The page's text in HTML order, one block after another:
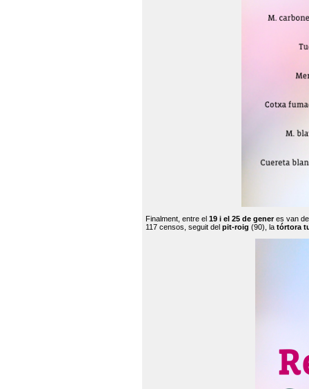
Finalment, entre el 19 i el 25 de generes van
117 censos, seguit del pit-roig (90), la tórtora